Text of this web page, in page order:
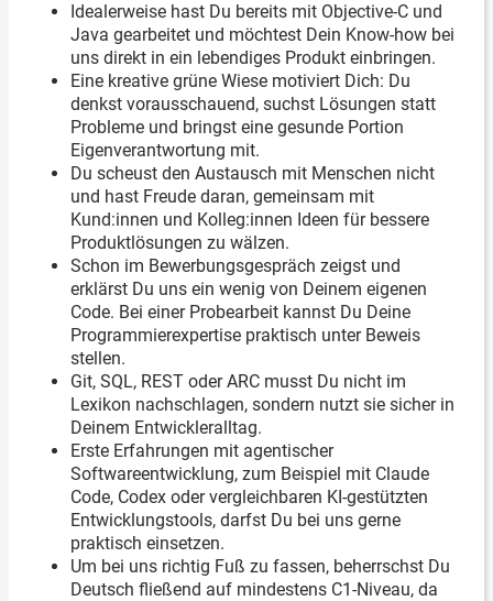
Idealerweise hast Du bereits mit Objective-C und
Java gearbeitet und möchtest Dein Know-how bei
uns direkt in ein lebendiges Produkt einbringen.
Eine kreative grüne Wiese motiviert Dich: Du
denkst vorausschauend, suchst Lösungen statt
Probleme und bringst eine gesunde Portion
Eigenverantwortung mit.
Du scheust den Austausch mit Menschen nicht
und hast Freude daran, gemeinsam mit
Kund:innen und Kolleg:innen Ideen für bessere
Produktlösungen zu wälzen.
Schon im Bewerbungsgespräch zeigst und
erklärst Du uns ein wenig von Deinem eigenen
Code. Bei einer Probearbeit kannst Du Deine
Programmierexpertise praktisch unter Beweis
stellen.
Git, SQL, REST oder ARC musst Du nicht im
Lexikon nachschlagen, sondern nutzt sie sicher in
Deinem Entwickleralltag.
Erste Erfahrungen mit agentischer
Softwareentwicklung, zum Beispiel mit Claude
Code, Codex oder vergleichbaren KI-gestützten
Entwicklungstools, darfst Du bei uns gerne
praktisch einsetzen.
Um bei uns richtig Fuß zu fassen, beherrschst Du
Deutsch fließend auf mindestens C1-Niveau, da